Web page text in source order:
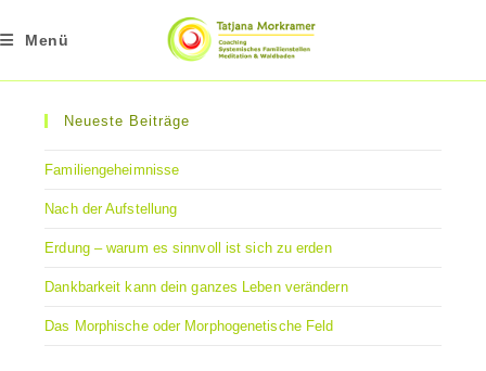
InhaltMenü
Neueste Beiträge
Familiengeheimnisse
Nach der Aufstellung
Erdung – warum es sinnvoll ist sich zu erden
Dankbarkeit kann dein ganzes Leben verändern
Das Morphische oder Morphogenetische Feld